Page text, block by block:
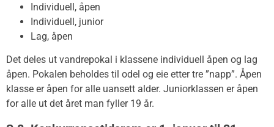
Individuell, åpen
Individuell, junior
Lag, åpen
Det deles ut vandrepokal i klassene individuell åpen og lag
åpen. Pokalen beholdes til odel og eie etter tre ”napp”. Åpen
klasse er åpen for alle uansett alder. Juniorklassen er åpen
for alle ut det året man fyller 19 år.